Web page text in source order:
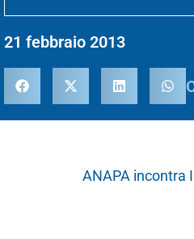
21 febbraio 2013
ANAPA incontra